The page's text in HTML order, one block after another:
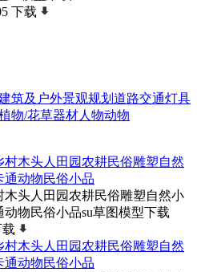
下载
筑及户外景观规划 道路交通灯具
物/花草器材人物动物
头人田园农耕民俗雕塑自然小
物民俗小品su草图模型下载